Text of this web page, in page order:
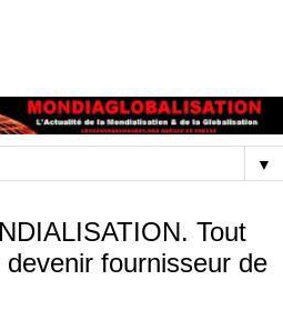
▼
Tout
fournisseur de